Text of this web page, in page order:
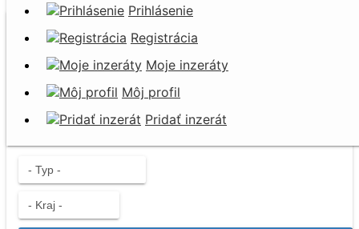
Prihlásenie
Registrácia
Moje inzeráty
Môj profil
Pridať inzerát
Darujem za odvoz
Nevyhadzujte. Darujte!